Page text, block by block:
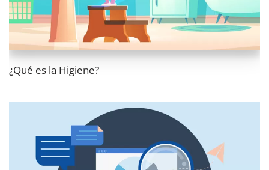
¿Qué es la Higiene?